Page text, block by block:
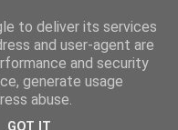
to deliver its services
and user-agent are
and security
generate usage
abuse.